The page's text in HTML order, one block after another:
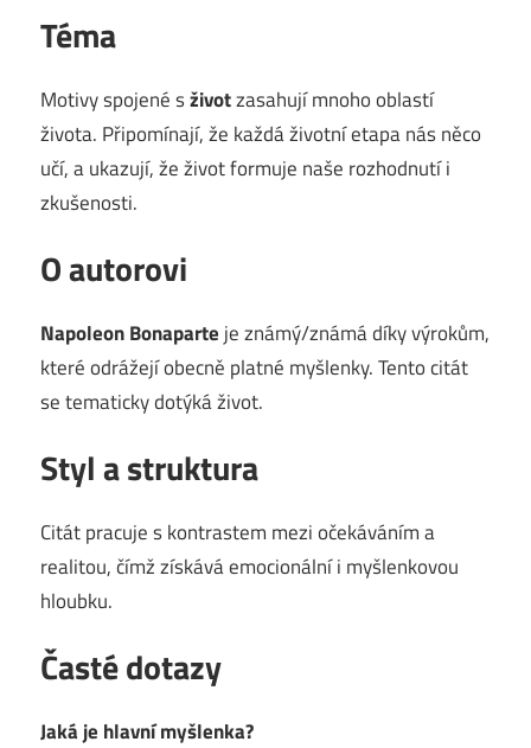
Téma
Motivy spojené sživotzasahují mnoho oblastí
života. Připomínají, že každá životní etapa nás něco
učí, a ukazují, že život formuje naše rozhodnutí i
zkušenosti.
O autorovi
Napoleon Bonaparte je známý/známá díky výrokům,
které odrážejí obecně platné myšlenky. Tento citát
se tematicky dotýká život.
Styl a struktura
Citát pracuje s kontrastem mezi očekáváním a
realitou, čímž získává emocionální i myšlenkovou
hloubku.
Časté dotazy
Jaká je hlavní myšlenka?